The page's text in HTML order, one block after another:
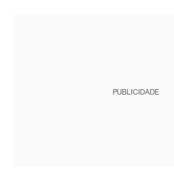
PUBLICIDADE